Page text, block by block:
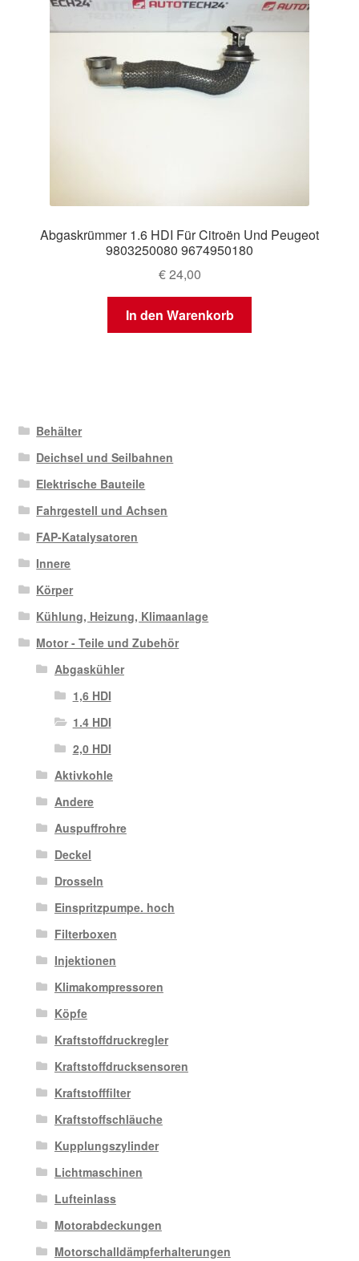
Abgaskrümmer 1.6 HDI Für Citroën Und Peugeot
9803250080 9674950180
€24,00
In den Warenkorb
Behälter
Deichsel und Seilbahnen
Elektrische Bauteile
Fahrgestell und Achsen
FAP-Katalysatoren
Innere
Körper
Kühlung, Heizung, Klimaanlage
Motor - Teile und Zubehör
Abgaskühler
1,6 HDI
1.4 HDI
2,0 HDI
Aktivkohle
Andere
Auspuffrohre
Deckel
Drosseln
Einspritzpumpe. hoch
Filterboxen
Injektionen
Klimakompressoren
Köpfe
Kraftstoffdruckregler
Kraftstoffdrucksensoren
Kraftstofffilter
Kraftstoffschläuche
Kupplungszylinder
Lichtmaschinen
Lufteinlass
Motorabdeckungen
Motorschalldämpferhalterungen